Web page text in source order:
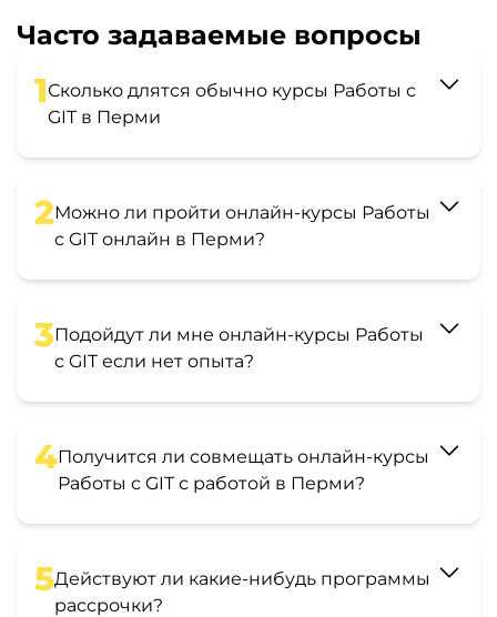
Часто задаваемые вопросы
1Сколько длятся обычно курсы Работы с
GIT в Перми
2Можно ли пройти онлайн-курсы Работы
с GIT онлайн в Перми?
3Подойдут ли мне онлайн-курсы Работы
с GIT если нет опыта?
4Получится ли совмещать онлайн-курсы
Работы с GIT с работой в Перми?
5Действуют ли какие-нибудь программы
рассрочки?